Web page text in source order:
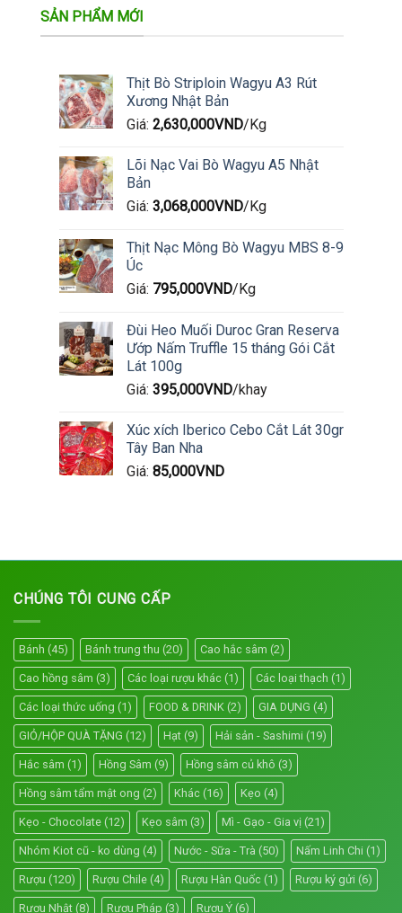
SẢN PHẨM MỚI
Thịt Bò Striploin Wagyu A3 Rút
Xương Nhật Bản
Giá: 2,630,000VND/Kg
Lõi Nạc Vai Bò Wagyu A5 Nhật
Bản
Giá: 3,068,000VND/Kg
Thịt Nạc Mông Bò Wagyu MBS 8-9
Úc
Giá: 795,000VND/Kg
Đùi Heo Muối Duroc Gran Reserva
Ướp Nấm Truffle 15 tháng Gói Cắt
Lát 100g
Giá: 395,000VND/khay
Xúc xích Iberico Cebo Cắt Lát 30gr
Tây Ban Nha
Giá: 85,000VND
CHÚNG TÔI CUNG CẤP
Bánh (45) Bánh trung thu (20) Cao hắc sâm (2)
Cao hồng sâm (3) Các loại rượu khác (1) Các loại thạch (1)
Các loại thức uống (1) FOOD & DRINK (2) GIA DỤNG (4)
GIỎ/HỘP QUÀ TẶNG (12) Hạt (9) Hải sản - Sashimi (19)
Hắc sâm (1) Hồng Sâm (9) Hồng sâm củ khô (3)
Hồng sâm tẩm mật ong (2) Khác (16) Kẹo (4)
Kẹo - Chocolate (12) Kẹo sâm (3) Mì - Gạo - Gia vị (21)
Nhóm Kiot cũ - ko dùng (4) Nước - Sữa - Trà (50) Nấm Linh Chi (1)
Rượu (120) Rượu Chile (4) Rượu Hàn Quốc (1) Rượu ký gửi (6)
Rượu Nhật (8) Rượu Pháp (3) Rượu Ý (6)